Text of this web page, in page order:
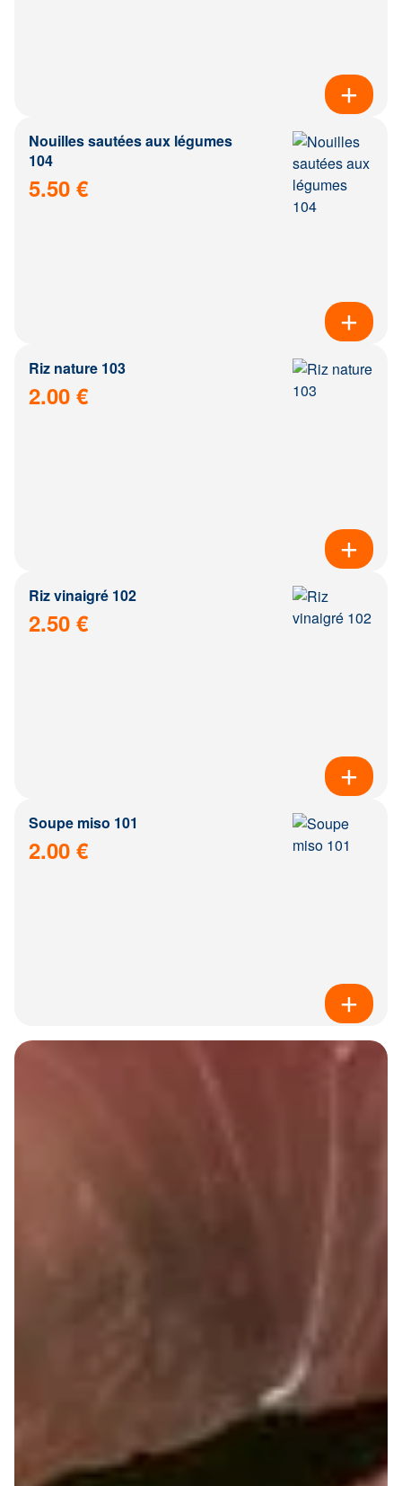
Nouilles sautées aux légumes
104
5.50 €
Riz nature 103
2.00 €
Riz vinaigré 102
2.50 €
Soupe miso 101
2.00 €